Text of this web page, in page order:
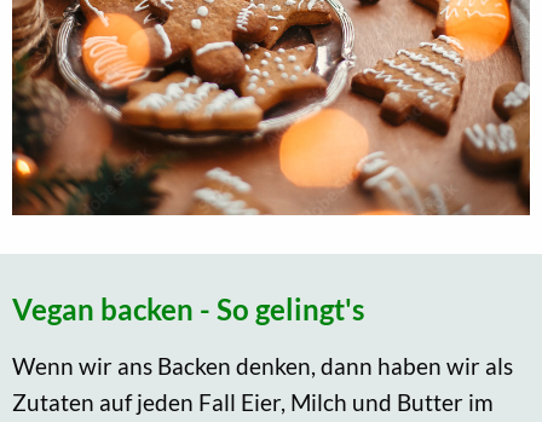
Vegan backen - So gelingt's
Wenn wir ans Backen denken, dann haben wir als
Zutaten auf jeden Fall Eier, Milch und Butter im